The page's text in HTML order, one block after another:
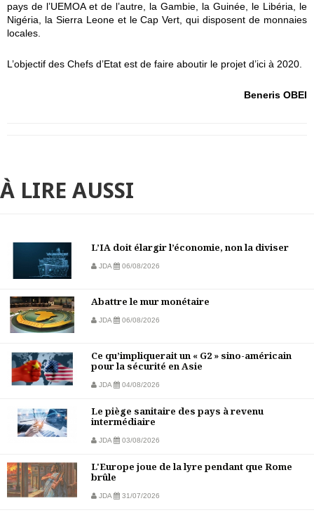
pays de l’UEMOA et de l’autre, la Gambie, la Guinée, le Libéria, le
Nigéria, la Sierra Leone et le Cap Vert, qui disposent de monnaies
locales.
L’objectif des Chefs d’Etat est de faire aboutir le projet d’ici à 2020.
Beneris OBEI
À LIRE AUSSI
L’IA doit élargir l’économie, non la diviser
JDA 06/08/2026
Abattre le mur monétaire
JDA 06/08/2026
Ce qu’impliquerait un « G2 » sino-américain
pour la sécurité en Asie
JDA 04/08/2026
Le piège sanitaire des pays à revenu
intermédiaire
JDA 03/08/2026
L'Europe joue de la lyre pendant que Rome
brûle
JDA 31/07/2026